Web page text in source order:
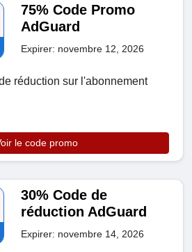
75% Code Promo
AdGuard
Expirer: novembre 12, 2026
réduction sur l'abonnement
le code promo
30% Code de
réduction AdGuard
Expirer: novembre 14, 2026